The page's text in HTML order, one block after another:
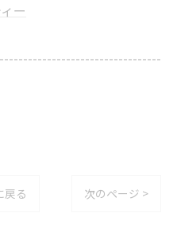
ー
戻る 次のページ >